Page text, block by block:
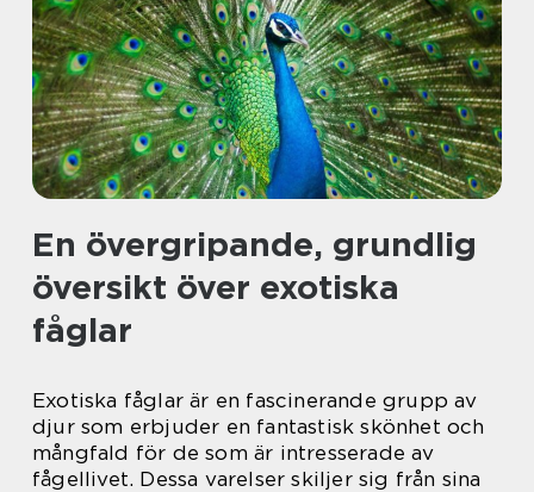
En övergripande, grundlig
översikt över exotiska
fåglar
Exotiska fåglar är en fascinerande grupp av
djur som erbjuder en fantastisk skönhet och
mångfald för de som är intresserade av
fågellivet. Dessa varelser skiljer sig från sina